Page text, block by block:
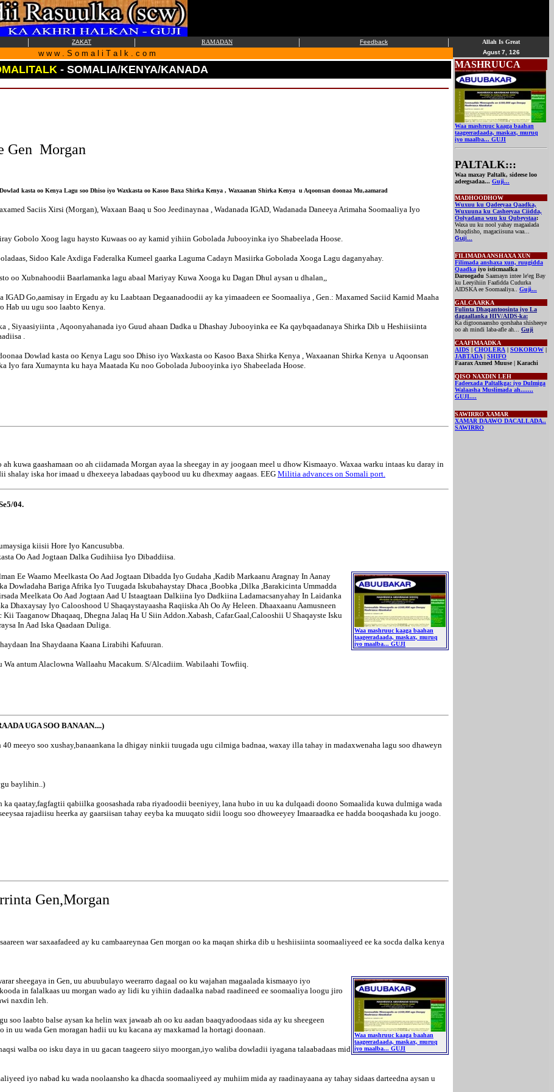
| ZAKAT | RAMADAN | Feedback |
w w w . S o m a l i T a l k . c o m
- SOMALIA/KENYA/KANADA
Gen Morgan
kasta oo Kenya Lagu soo Dhiso iyo Waxkasta oo Kasoo Baxa Shirka Kenya , Waxaanan Shirka Kenya u Aqoonsan doonaa Mu,aamarad
Saciis Xirsi (Morgan), Waxaan Baaq u Soo Jeedinaynaa , Wadanada IGAD, Wadanada Daneeya Arimaha Soomaaliya Iyo
Gobolo Xoog lagu haysto Kuwaas oo ay kamid yihiin Gobolada Jubooyinka iyo Shabeelada Hoose.
Sidoo Kale Axdiga Faderalka Kumeel gaarka Laguma Cadayn Masiirka Gobolada Xooga Lagu daganyahay.
oo Xubnahoodii Baarlamanka lagu abaal Mariyay Kuwa Xooga ku Dagan Dhul aysan u dhalan,,
Go,aamisay in Ergadu ay ku Laabtaan Degaanadoodii ay ka yimaadeen ee Soomaaliya , Gen.: Maxamed Saciid Kamid Maaha
Hab uu ugu soo laabto Kenya.
, Siyaasiyiinta , Aqoonyahanada iyo Guud ahaan Dadka u Dhashay Jubooyinka ee Ka qaybqaadanaya Shirka Dib u Heshiisiinta
.
Dowlad kasta oo Kenya Lagu soo Dhiso iyo Waxkasta oo Kasoo Baxa Shirka Kenya , Waxaanan Shirka Kenya u Aqoonsan
Iyo fara Xumaynta ku haya Maatada Ku noo Gobolada Jubooyinka iyo Shabeelada Hoose.
kuwa gaashamaan oo ah ciidamada Morgan ayaa la sheegay in ay joogaan meel u dhow Kismaayo. Waxaa warku intaas ku daray in
shalay iska hor imaad u dhexeeya labadaas qaybood uu ku dhexmay aagaas. EEG Militia advances on Somali port.
04.
kiisii Hore Iyo Kancusubba.
Oo Aad Jogtaan Dalka Gudihiisa Iyo Dibaddiisa.
Waa mashruuc kaaga baahan
taageeradaada, maskax, muruq
iyo maalba... GUJI
Ee Waamo Meelkasta Oo Aad Jogtaan Dibadda Iyo Gudaha ,Kadib Markaanu Aragnay In Aanay
Dowladaha Bariga Afrika Iyo Tuugada Iskubahaystay Dhaca ,Boobka ,Dilka ,Barakicinta Ummadda
Meelkata Oo Aad Jogtaan Aad U Istaagtaan Dalkiina Iyo Dadkiina Ladamacsanyahay In Laidanka
Dhaxaysay Iyo Calooshood U Shaqaystayaasha Raqiiska Ah Oo Ay Heleen. Dhaaxaanu Aamusneen
Taaganow Dhaqaaq, Dhegna Jalaq Ha U Siin Addon.Xabash, Cafar.Gaal,Calooshii U Shaqayste Isku
In Aad Iska Qaadaan Duliga.
Ina Shaydaana Kaana Lirabihi Kafuuran.
antum Alaclowna Wallaahu Macakum. S/Alcadiim. Wabilaahi Towfiiq.
UGA SOO BANAAN....)
meeyo soo xushay,banaankana la dhigay ninkii tuugada ugu cilmiga badnaa, waxay illa tahay in madaxwenaha lagu soo dhaweyn
baylihin..)
qaatay,fagfagtii qabiilka goosashada raba riyadoodii beeniyey, lana hubo in uu ka dulqaadi doono Somaalida kuwa dulmiga wada
rajadiisu heerka ay gaarsiisan tahay eeyba ka muuqato sidii loogu soo dhoweeyey Imaaraadka ee hadda booqashada ku joogo.
Gen,Morgan
war saxaafadeed ay ku cambaareynaa Gen morgan oo ka maqan shirka dib u heshiisiinta soomaaliyeed ee ka socda dalka kenya
Waa mashruuc kaaga baahan
taageeradaada, maskax, muruq
iyo maalba... GUJI
sheegaya in Gen, uu abuubulayo weerarro dagaal oo ku wajahan magaalada kismaayo iyo
in falalkaas uu morgan wado ay lidi ku yihiin dadaalka nabad raadineed ee soomaaliya loogu jiro
naxdin leh.
laabto balse aysan ka helin wax jawaab ah oo ku aadan baaqyadoodaas sida ay ku sheegeen
uu wada Gen moragan hadii uu ku kacana ay maxkamad la hortagi doonaan.
walba oo isku daya in uu gacan taageero siiyo moorgan,iyo waliba dowladii iyagana talaabadaas mid
iyo nabad ku wada noolaansho ka dhacda soomaaliyeed ay muhiim mida ay raadinayaana ay tahay sidaas darteedna aysan u
Allah Is Great
Agust 7, 126
MASHRUUCA
Waa mashruuc kaaga baahan
taageeradaada, maskax, muruq
iyo maalba... GUJI
PALTALK:::
Waa maxay Paltalk, sideese loo
adeegsadaa... Guji...
MADHOODHOW
Wuxuu ku Qadeeyaa Qaadka,
Wuxuuna ku Casheeyaa Ciidda,
Oolyadana wuu ku Qubeystaa:
Waxa uu ku nool yahay magaalada
Muqdisho, magaciisuna waa...
Guji...
FILIMADAANSHAXA XUN
Filimada anshaxa xun, ruugidda
Qaadka iyo isticmaalka
Daroogadu Saamayn intee le'eg Bay
ku Leeyihiin Faafidda Cudurka
AIDSKA ee Soomaaliya.. Guji...
GALCAARKA
Fulinta Dhaqantoosinta iyo La
dagaallanka HIV/AIDS-ka:
Ka digtoonaansho qorshaha shisheeye
oo ah mindi laba-afle ah... Guji
CAAFIMAADKA
AIDS | CHOLERA | SOKOROW |
JABTADA| SHIFO
Faarax Axmed Muuse | Karachi
QISO NAXDIN LEH
Fadeexada Paltalkga: iyo Dulmiga
Walaasha Muslimada ah.......
GUJI....
SAWIRRO XAMAR
XAMAR DAAWO DACALLADA..
SAWIRRO